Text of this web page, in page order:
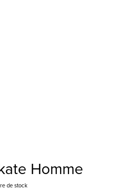
Homme
de stock